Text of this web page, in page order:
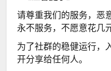
请尊重我们的服务，恶
永不服务，不愿意花几
为了社群的稳健运行，
开分享给任何人。